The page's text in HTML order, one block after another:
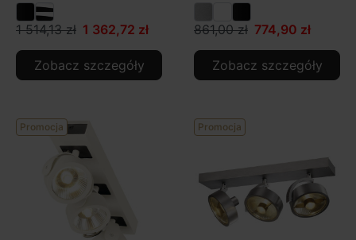
1 514,13 zł 1 362,72 zł
Zobacz szczegóły
861,00 zł 774,90 zł
Zobacz szczegóły
Promocja Promocja